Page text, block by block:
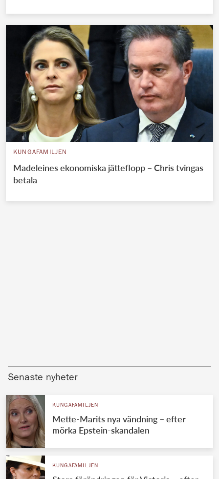
KUNGAFAMILJEN
Madeleines ekonomiska jätteflopp – Chris tvingas
betala
Senaste nyheter
KUNGAFAMILJEN
Mette-Marits nya vändning – efter
mörka Epstein-skandalen
KUNGAFAMILJEN